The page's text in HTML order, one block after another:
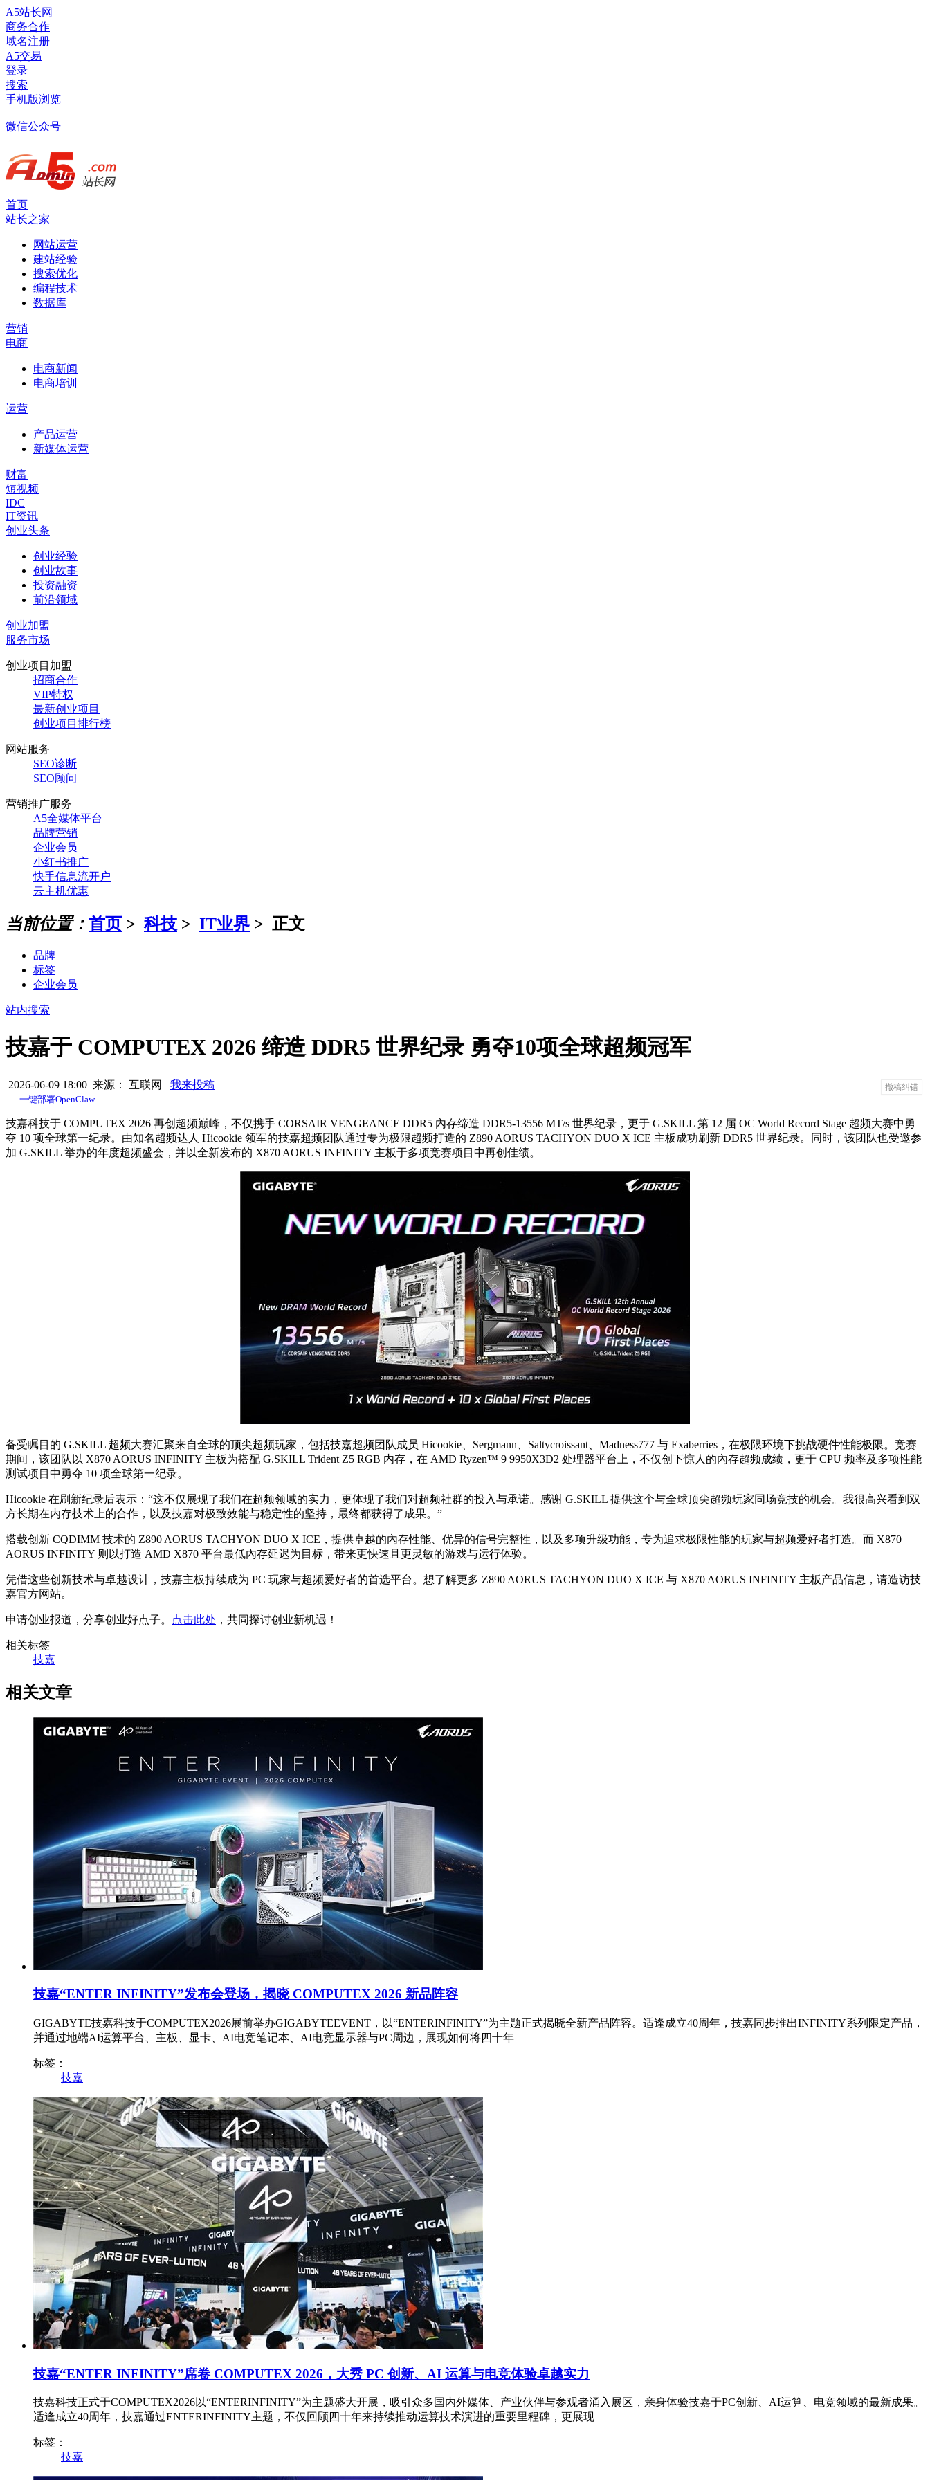
A5站长网
商务合作
域名注册
A5交易
登录
搜索
手机版浏览
微信公众号
首页
站长之家
网站运营
建站经验
搜索优化
编程技术
数据库
营销
电商
电商新闻
电商培训
运营
产品运营
新媒体运营
财富
短视频
IDC
IT资讯
创业头条
创业经验
创业故事
投资融资
前沿领域
创业加盟
服务市场
创业项目加盟
招商合作
VIP特权
最新创业项目
创业项目排行榜
网站服务
SEO诊断
SEO顾问
营销推广服务
A5全媒体平台
品牌营销
企业会员
小红书推广
快手信息流开户
云主机优惠
当前位置： 首页 > 科技 > IT业界 > 正文
品牌
标签
企业会员
站内搜索
技嘉于 COMPUTEX 2026 缔造 DDR5 世界纪录 勇夺10项全球超频冠军
2026-06-09 18:00 来源： 互联网 我来投稿 撤稿纠错
一键部署OpenClaw
技嘉科技于 COMPUTEX 2026 再创超频巅峰，不仅携手 CORSAIR VENGEANCE DDR5 內存缔造 DDR5-13556 MT/s 世界纪录，更于 G.SKILL 第 12 届 OC World Record Stage 超频大赛中勇
夺 10 项全球第一纪录。由知名超频达人 Hicookie 领军的技嘉超频团队通过专为极限超频打造的 Z890 AORUS TACHYON DUO X ICE 主板成功刷新 DDR5 世界纪录。同时，该团队也受邀参
加 G.SKILL 举办的年度超频盛会，并以全新发布的 X870 AORUS INFINITY 主板于多项竞赛项目中再创佳绩。
备受瞩目的 G.SKILL 超频大赛汇聚来自全球的顶尖超频玩家，包括技嘉超频团队成员 Hicookie、Sergmann、Saltycroissant、Madness777 与 Exaberries，在极限环境下挑战硬件性能极限。竞赛
期间，该团队以 X870 AORUS INFINITY 主板为搭配 G.SKILL Trident Z5 RGB 内存，在 AMD Ryzen™ 9 9950X3D2 处理器平台上，不仅创下惊人的內存超频成绩，更于 CPU 频率及多项性能
测试项目中勇夺 10 项全球第一纪录。
Hicookie 在刷新纪录后表示：“这不仅展现了我们在超频领域的实力，更体现了我们对超频社群的投入与承诺。感谢 G.SKILL 提供这个与全球顶尖超频玩家同场竞技的机会。我很高兴看到双
方长期在内存技术上的合作，以及技嘉对极致效能与稳定性的坚持，最终都获得了成果。”
搭载创新 CQDIMM 技术的 Z890 AORUS TACHYON DUO X ICE，提供卓越的內存性能、优异的信号完整性，以及多项升级功能，专为追求极限性能的玩家与超频爱好者打造。而 X870
AORUS INFINITY 则以打造 AMD X870 平台最低內存延迟为目标，带来更快速且更灵敏的游戏与运行体验。
凭借这些创新技术与卓越设计，技嘉主板持续成为 PC 玩家与超频爱好者的首选平台。想了解更多 Z890 AORUS TACHYON DUO X ICE 与 X870 AORUS INFINITY 主板产品信息，请造访技
嘉官方网站。
申请创业报道，分享创业好点子。 点击此处 ，共同探讨创业新机遇！
相关标签
技嘉
相关文章
技嘉“ENTER INFINITY”发布会登场，揭晓 COMPUTEX 2026 新品阵容
GIGABYTE技嘉科技于COMPUTEX2026展前举办GIGABYTEEVENT，以“ENTERINFINITY”为主题正式揭晓全新产品阵容。适逢成立40周年，技嘉同步推出INFINITY系列限定产品，
并通过地端AI运算平台、主板、显卡、AI电竞笔记本、AI电竞显示器与PC周边，展现如何将四十年
标签：
技嘉
技嘉“ENTER INFINITY”席卷 COMPUTEX 2026，大秀 PC 创新、AI 运算与电竞体验卓越实力
技嘉科技正式于COMPUTEX2026以“ENTERINFINITY”为主题盛大开展，吸引众多国内外媒体、产业伙伴与参观者涌入展区，亲身体验技嘉于PC创新、AI运算、电竞领域的最新成果。
适逢成立40周年，技嘉通过ENTERINFINITY主题，不仅回顾四十年来持续推动运算技术演进的重要里程碑，更展现
标签：
技嘉